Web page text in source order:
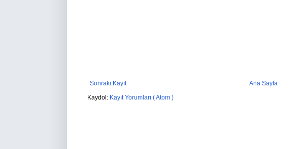
Sonraki Kayıt
Ana Sayfa
Kaydol: Kayıt Yorumları ( Atom )